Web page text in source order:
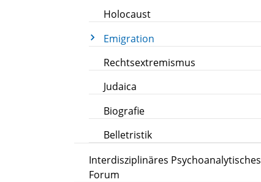
Holocaust
Emigration
Rechtsextremismus
Judaica
Biografie
Belletristik
Interdisziplinäres Psychoanalytisches
Forum